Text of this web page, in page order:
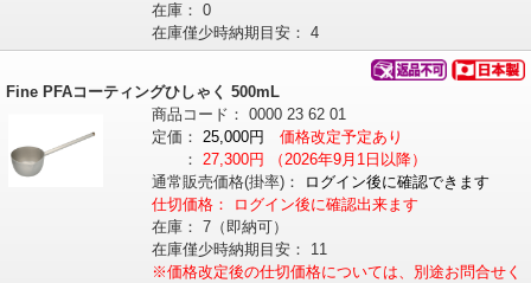
在庫： 0
在庫僅少時納期目安： 4
Fine PFAコーティングひしゃく 500mL
商品コード： 0000 23 62 01
定価： 25,000円
価格改定予定あり
： 27,300円
（2026年9月1日以降）
通常販売価格(掛率)：
ログイン後に確認できます
仕切価格：
ログイン後に確認出来ます
在庫： 7（即納可）
在庫僅少時納期目安：
11
※価格改定後の仕切価格については、別途お問合せく